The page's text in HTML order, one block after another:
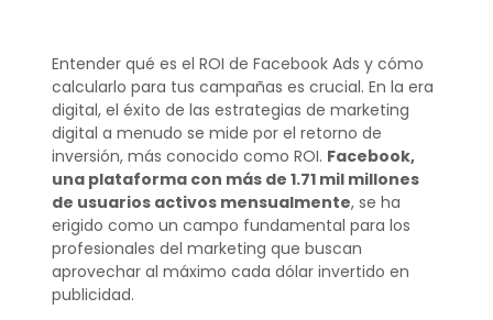
Entender qué es el ROI de Facebook Ads y cómo
calcularlo para tus campañas es crucial. En la era
digital, el éxito de las estrategias de marketing
digital a menudo se mide por el retorno de
inversión, más conocido como ROI. Facebook,
una plataforma con más de 1.71 mil millones
de usuarios activos mensualmente, se ha
erigido como un campo fundamental para los
profesionales del marketing que buscan
aprovechar al máximo cada dólar invertido en
publicidad.